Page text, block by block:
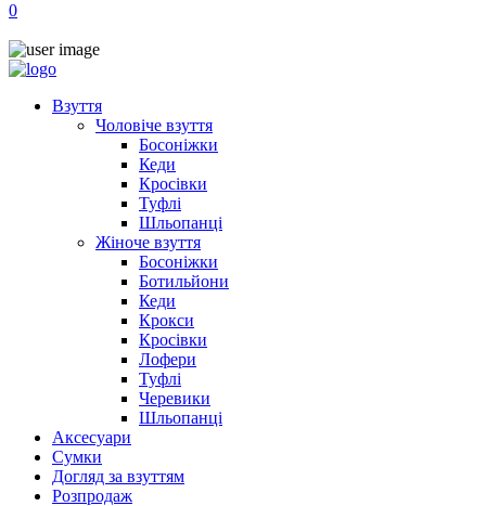
0
Взуття
Чоловіче взуття
Босоніжки
Кеди
Кросівки
Туфлі
Шльопанці
Жіноче взуття
Босоніжки
Ботильйони
Кеди
Крокси
Кросівки
Лофери
Туфлі
Черевики
Шльопанці
Аксесуари
Сумки
Догляд за взуттям
Розпродаж